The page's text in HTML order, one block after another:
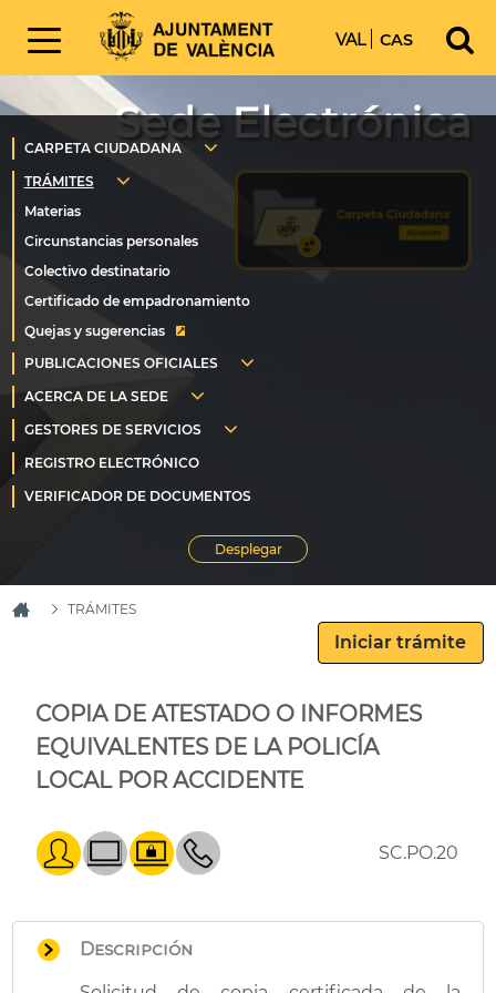
VAL CAS
Sede Electrónica
Quejas y sugerencias
TRÁMITES
COPIA DE ATESTADO O INFORMES
EQUIVALENTES DE LA POLICÍA
LOCAL POR ACCIDENTE
SC.PO.20
Descripción